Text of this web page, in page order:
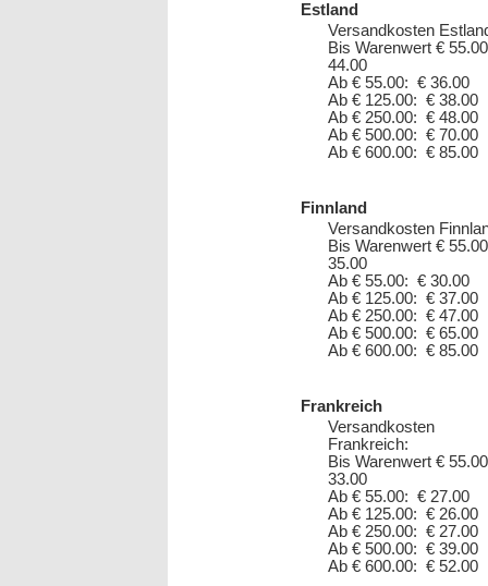
Estland
Versandkosten
Bis Warenwert €
44.00
Ab € 55.00: € 36.00
Ab € 125.00: € 38.00
Ab € 250.00: € 48.00
Ab € 500.00: € 70.00
Ab € 600.00: € 85.00
Finnland
Versandkosten
Bis Warenwert €
35.00
Ab € 55.00: € 30.00
Ab € 125.00: € 37.00
Ab € 250.00: € 47.00
Ab € 500.00: € 65.00
Ab € 600.00: € 85.00
Frankreich
Versandkosten
Frankreich:
Bis Warenwert €
33.00
Ab € 55.00: € 27.00
Ab € 125.00: € 26.00
Ab € 250.00: € 27.00
Ab € 500.00: € 39.00
Ab € 600.00: € 52.00